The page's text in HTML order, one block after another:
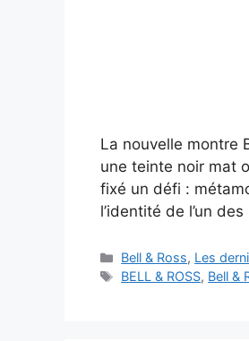
La nouvelle montre
une teinte noir mat
fixé un défi :
l’identité de l’un
Catégories
Bell & Ross, Les
Étiquettes
BELL & ROSS, Bell &